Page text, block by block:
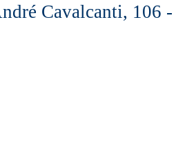
Cavalcanti, 106